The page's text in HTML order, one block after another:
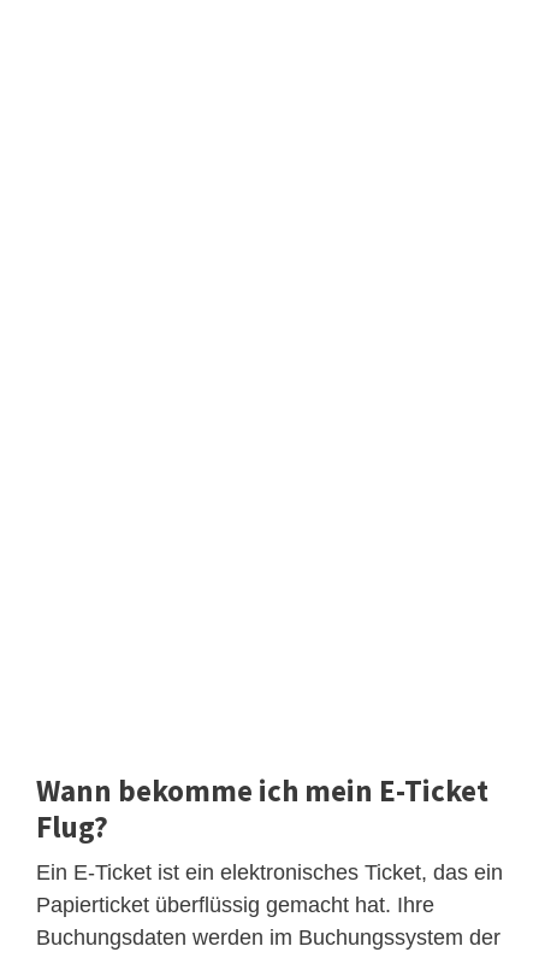
Wann bekomme ich mein E-Ticket
Flug?
Ein E-Ticket ist ein elektronisches Ticket, das ein
Papierticket überflüssig gemacht hat. Ihre
Buchungsdaten werden im Buchungssystem der